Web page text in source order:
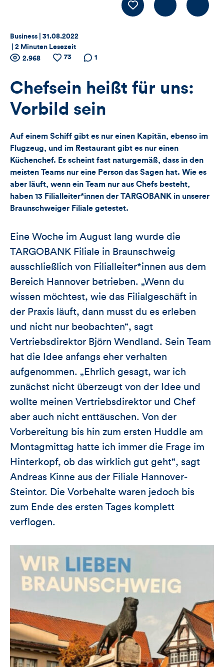
LIKE Kommentieren
Thema:
Business | Datum:
31.08.2022
2 Minuten Lesezeit
Zähler
für
Views,
und
Kommentare
dieses
Artikels
Anzahl
2.968
Anzahl
73
Anzahl der
1
Chefsein heißt für uns:
Vorbild sein
Auf einem Schiff gibt es nur einen Kapitän, ebenso im
Flugzeug, und im Restaurant gibt es nur einen
Küchenchef. Es scheint fast naturgemäß, dass in den
meisten Teams nur eine Person das Sagen hat. Wie es
aber läuft, wenn ein Team nur aus Chefs besteht,
haben 13 Filialleiter*innen der TARGOBANK in unserer
Braunschweiger Filiale getestet.
Eine Woche im August lang wurde die
TARGOBANK Filiale in Braunschweig
ausschließlich von Filialleiter*innen aus dem
Bereich Hannover betrieben. „Wenn du
wissen möchtest, wie das Filialgeschäft in
der Praxis läuft, dann musst du es erleben
und nicht nur beobachten“, sagt
Vertriebsdirektor Björn Wendland. Sein Team
hat die Idee anfangs eher verhalten
aufgenommen. „Ehrlich gesagt, war ich
zunächst nicht überzeugt von der Idee und
wollte meinen Vertriebsdirektor und Chef
aber auch nicht enttäuschen. Von der
Vorbereitung bis hin zum ersten Huddle am
Montagmittag hatte ich immer die Frage im
Hinterkopf, ob das wirklich gut geht“, sagt
Andreas Kinne aus der Filiale Hannover-
Steintor. Die Vorbehalte waren jedoch bis
zum Ende des ersten Tages komplett
verflogen.